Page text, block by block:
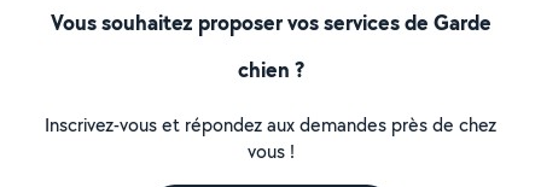
Vous souhaitez proposer vos services de Garde
chien ?
Inscrivez-vous et répondez aux demandes près de chez
vous !